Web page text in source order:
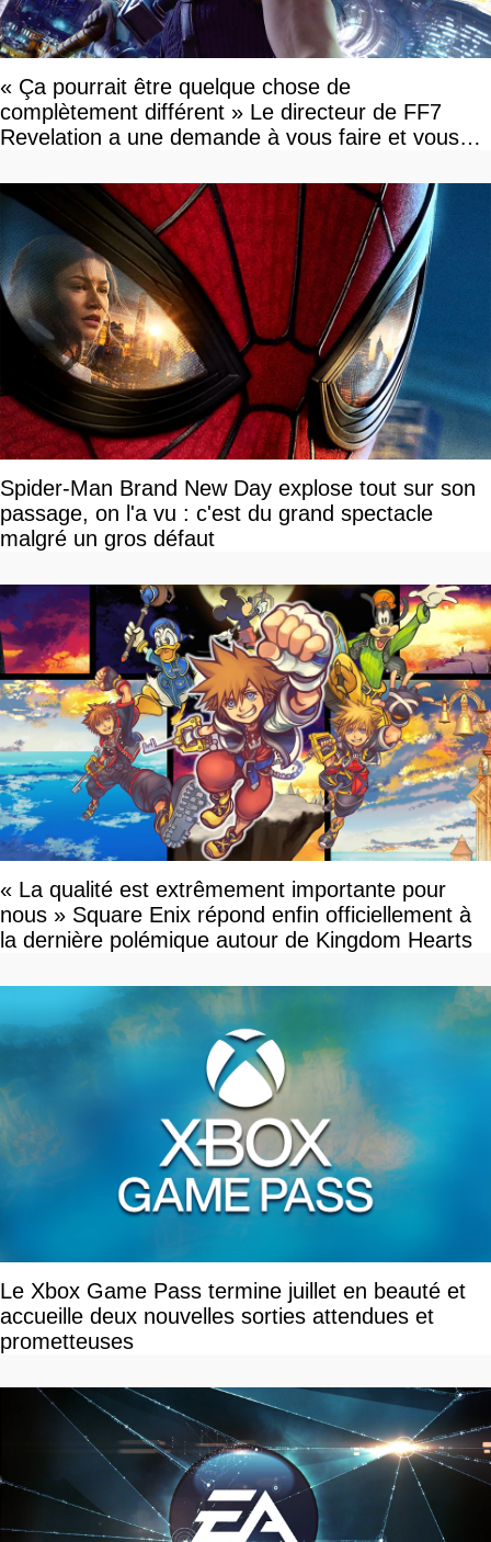
« Ça pourrait être quelque chose de
complètement différent » Le directeur de FF7
Revelation a une demande à vous faire et vous
Spider-Man Brand New Day explose tout sur son
passage, on l'a vu : c'est du grand spectacle
malgré un gros défaut
« La qualité est extrêmement importante pour
nous » Square Enix répond enfin officiellement à
la dernière polémique autour de Kingdom Hearts
Le Xbox Game Pass termine juillet en beauté et
accueille deux nouvelles sorties attendues et
prometteuses